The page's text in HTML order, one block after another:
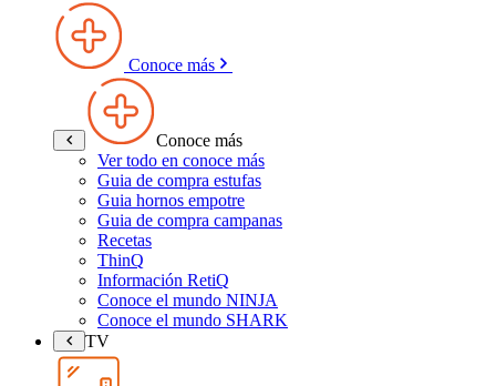
Conoce más
Conoce más
Ver todo en conoce más
Guia de compra estufas
Guia hornos empotre
Guia de compra campanas
Recetas
ThinQ
Información RetiQ
Conoce el mundo NINJA
Conoce el mundo SHARK
TV